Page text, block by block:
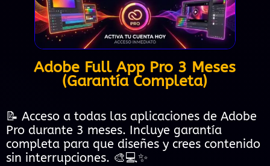
Adobe Full App Pro 3 Meses
(Garantía Completa)
📝 Acceso a todas las aplicaciones de Adobe
Pro durante 3 meses. Incluye garantía
completa para que diseñes y crees contenido
sin interrupciones. 🎨💻✨